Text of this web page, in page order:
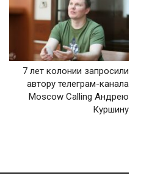
7 лет колонии запросили
автору телеграм-канала
Moscow Calling Андрею
Куршину